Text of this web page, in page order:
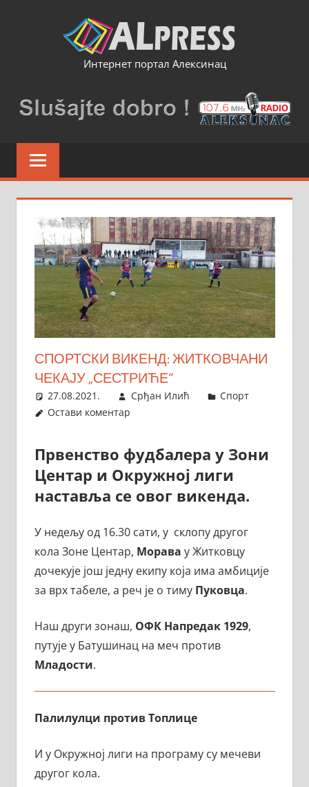
Интернет портал Алексинац
СПОРТСКИ ВИКЕНД: ЖИТКОВЧАНИ
ЧЕКАЈУ „СЕСТРИЋЕ“
27.08.2021. Срђан Илић
Спорт
Остави коментар
Првенство фудбалера у Зони
Центар и Окружној лиги
наставља се овог викенда.
У недељу од 16.30 сати, у склопу другог
кола Зоне Центар, Морава у Житковцу
дочекује још једну екипу која има амбиције
за врх табеле, а реч је о тиму Пуковца.
Наш други зонаш, ОФК Напредак 1929,
путује у Батушинац на меч против
Младости.
Палилулци против Топлице
И у Окружној лиги на програму су мечеви
другог кола.